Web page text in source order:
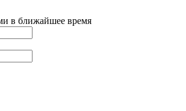
в ближайшее время